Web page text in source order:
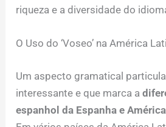
riqueza e a diversidade do
O Uso do ‘Voseo’ na América
Um aspecto gramatical
interessante e que marca a
espanhol da Espanha e